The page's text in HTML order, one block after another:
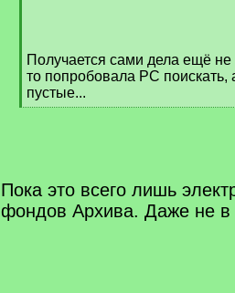
Получается сами дела ещё не
то попробовала РС поискать,
пустые...
[
Пока это всего лишь
фондов Архива. Даже не